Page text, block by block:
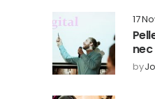
17
nec
by